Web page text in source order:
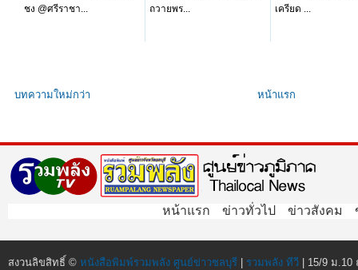
ชง @ศรีราชา...
ถวายพร...
เครียด ...
บทความใหม่กว่า หน้าแรก
หน้าแรก ข่าวทั่วไป ข่าวสังคม
สงวนลิขสิทธิ์ © หนังสือพิมพ์รวมพลัง ศูนย์ข่าวชลบุรี | รวมพลัง ทีวี | 15/9 ม.10